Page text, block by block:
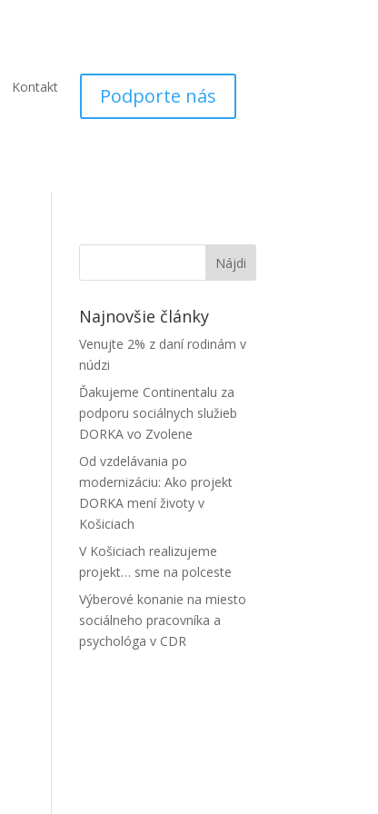
Kontakt Podporte nás
Najnovšie články
Venujte 2% z daní rodinám v
núdzi
Ďakujeme Continentalu za
podporu sociálnych služieb
DORKA vo Zvolene
Od vzdelávania po
modernizáciu: Ako projekt
DORKA mení životy v
Košiciach
V Košiciach realizujeme
projekt… sme na polceste
Výberové konanie na miesto
sociálneho pracovníka a
psychológa v CDR